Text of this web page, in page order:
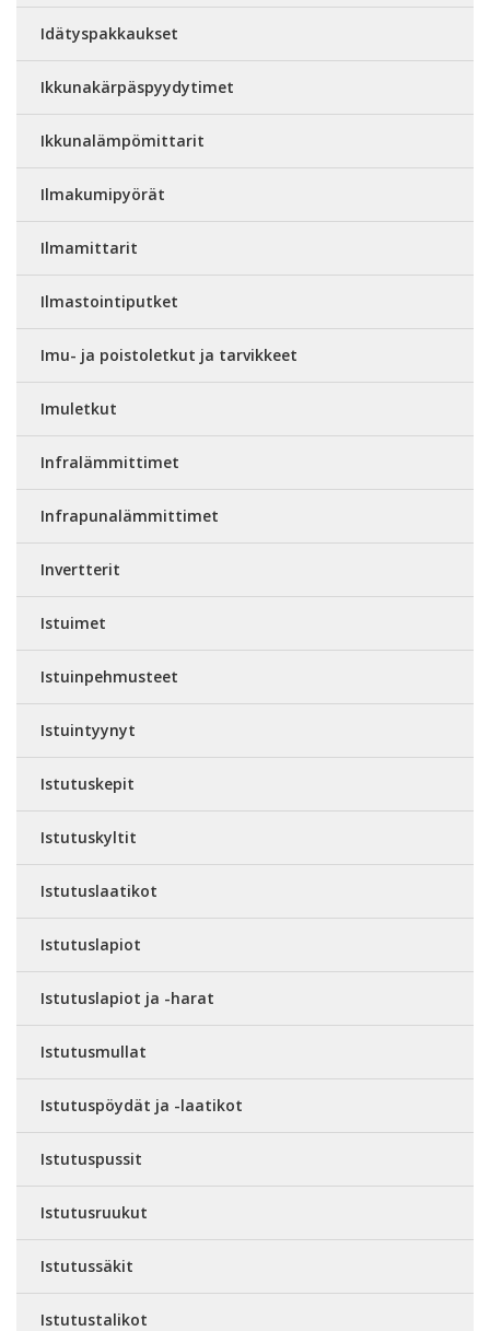
Idätyspakkaukset
Ikkunakärpäspyydytimet
Ikkunalämpömittarit
Ilmakumipyörät
Ilmamittarit
Ilmastointiputket
Imu- ja poistoletkut ja tarvikkeet
Imuletkut
Infralämmittimet
Infrapunalämmittimet
Invertterit
Istuimet
Istuinpehmusteet
Istuintyynyt
Istutuskepit
Istutuskyltit
Istutuslaatikot
Istutuslapiot
Istutuslapiot ja -harat
Istutusmullat
Istutuspöydät ja -laatikot
Istutuspussit
Istutusruukut
Istutussäkit
Istutustalikot